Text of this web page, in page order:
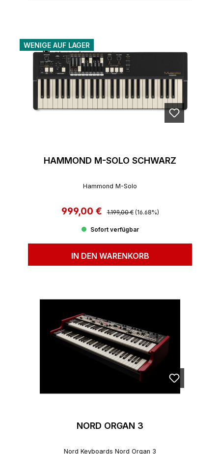
WENIGE AUF LAGER
HAMMOND M-SOLO SCHWARZ
Hammond M-Solo
Verkaufspreis:
999,00 € Regulärer Preis:
1.199,00 € (16.68%)
Sofort verfügbar
IN DEN WARENKORB
NORD ORGAN 3
Nord Keyboards Nord Organ 3